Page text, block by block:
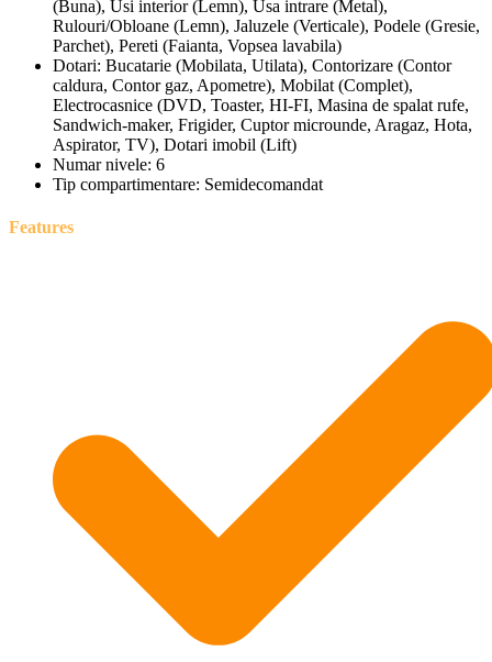
(Buna), Usi interior (Lemn), Usa intrare (Metal),
Rulouri/Obloane (Lemn), Jaluzele (Verticale), Podele (Gresie,
Parchet), Pereti (Faianta, Vopsea lavabila)
Dotari: Bucatarie (Mobilata, Utilata), Contorizare (Contor
caldura, Contor gaz, Apometre), Mobilat (Complet),
Electrocasnice (DVD, Toaster, HI-FI, Masina de spalat rufe,
Sandwich-maker, Frigider, Cuptor microunde, Aragaz, Hota,
Aspirator, TV), Dotari imobil (Lift)
Numar nivele: 6
Tip compartimentare: Semidecomandat
Features